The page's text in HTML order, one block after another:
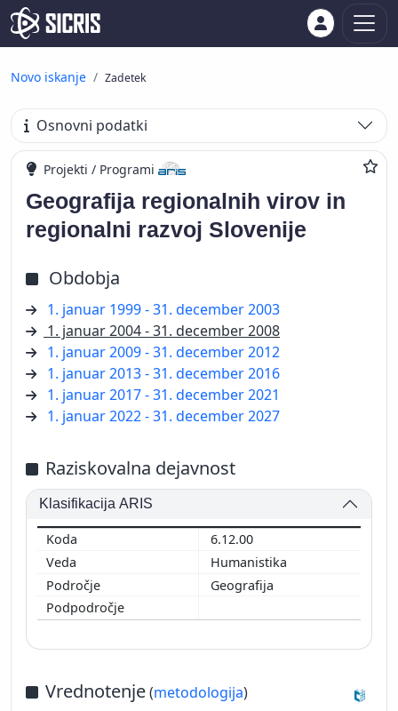
Novo iskanje Zadetek
Osnovni podatki
Projekti / Programi
Geografija regionalnih virov in
regionalni razvoj Slovenije
Obdobja
1. januar 1999 - 31. december 2003
1. januar 2004 - 31. december 2008
1. januar 2009 - 31. december 2012
1. januar 2013 - 31. december 2016
1. januar 2017 - 31. december 2021
1. januar 2022 - 31. december 2027
Raziskovalna dejavnost
Klasifikacija ARIS
6.12.00
Humanistika
Geografija
Vrednotenje(metodologija)